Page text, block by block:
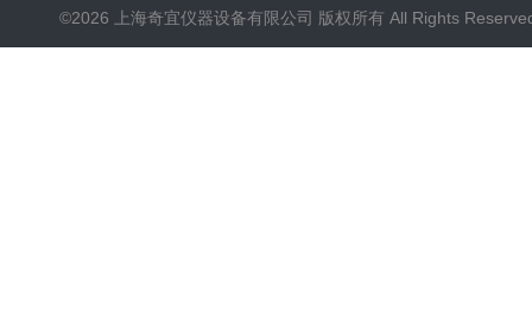
©2026 上海奇宜仪器设备有限公司 版权所有 All Rights